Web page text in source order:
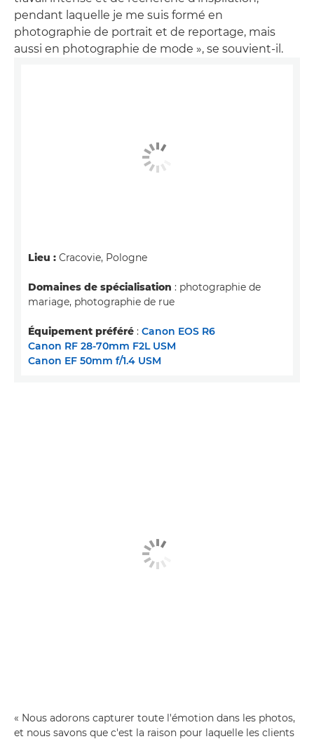
pendant laquelle je me suis formé en
photographie de portrait et de reportage, mais
aussi en photographie de mode », se souvient-il.
Lieu : Cracovie, Pologne
Domaines de spécialisation : photographie de
mariage, photographie de rue
Équipement préféré : Canon EOS R6
Canon RF 28-70mm F2L USM
Canon EF 50mm f/1.4 USM
« Nous adorons capturer toute l'émotion dans les photos,
et nous savons que c'est la raison pour laquelle les clients